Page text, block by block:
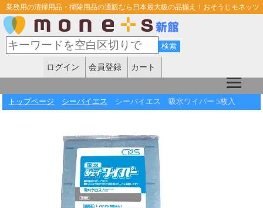
業務用の清掃用品・掃除用品の通販なら日本最大級の品揃え！おそうじモネッツ
ログイン 会員登録 カート
トップページ シーバイエス シーバイエス 吸水ワイパー 5枚入